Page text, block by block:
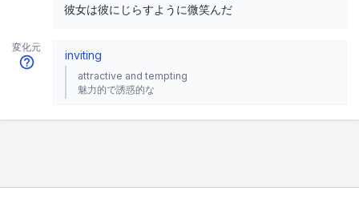
彼女は彼にじらすように微笑んだ
変化元
inviting
attractive and tempting
魅力的で誘惑的な